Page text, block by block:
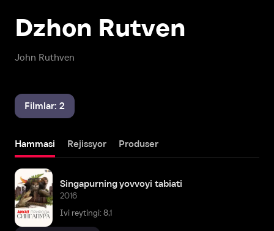
John Ruthven
Dzhon Rutven
Filmlar: 2
Hammasi Rejissyor Produser
Singapurning yovvoyi tabiati
2016
Ivi reytingi: 8,1